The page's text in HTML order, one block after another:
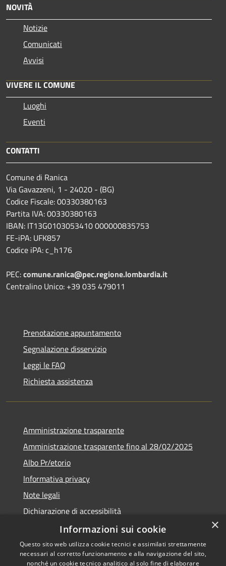
NOVITÀ
Notizie
Comunicati
Avvisi
VIVERE IL COMUNE
Luoghi
Eventi
CONTATTI
Comune di Ranica
Via Gavazzeni, 1 - 24020 - (BG)
Codice Fiscale: 00330380163
Partita IVA: 00330380163
IBAN: IT13G0103053410 000000835753
FE-iPA: UFK857
Codice iPA: c_h176
PEC:comune.ranica@pec.regione.lombardia.it
Centralino Unico: +39 035 479011
Prenotazione appuntamento
Segnalazione disservizio
Leggi le FAQ
Richiesta assistenza
Amministrazione trasparente
Amministrazione trasparente fino al 28/02/2025
Albo Pr/etorio
Informativa privacy
Note legali
Dichiarazione di accessibilità
Obiettivi di accessibilità
×
Informazioni sui cookie
Questo sito web utilizza cookie tecnici e assimilati strettamente
necessari al corretto funzionamento e alla navigazione del sito,
nonché un cookie tecnico analitico al solo fine di elaborare